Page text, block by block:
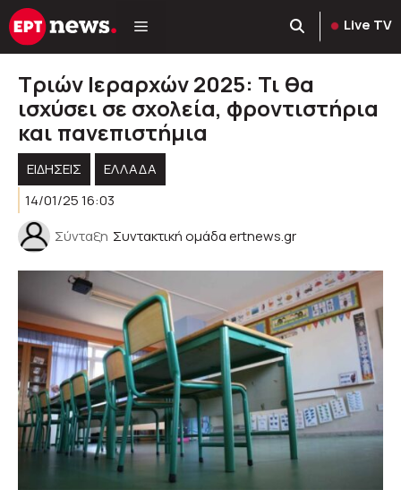
Μετάβαση
σε
Live TV
Τριών Ιεραρχών 2025: Τι θα
ισχύσει σε σχολεία, φροντιστήρια
και πανεπιστήμια
ΕΙΔΗΣΕΙΣ
ΕΛΛΑΔΑ
14/01/25 16:03
Σύνταξη Συντακτική ομάδα ertnews.gr